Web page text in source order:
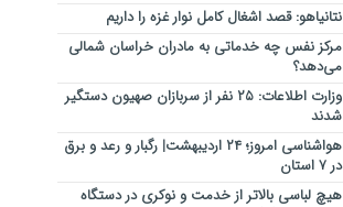
نتانیاهو: قصد اشغال کامل نوار غزه را داریم
مرکز نفس چه خدماتی به مادران خراسان شمالی
می‌دهد؟
وزارت اطلاعات: ۲۵ نفر از سربازان صهیون دستگیر
شدند
هواشناسی امروز؛ ۲۴ اردیبهشت| رگبار و رعد و برق
در ۷ استان
هیچ لباسی بالاتر از خدمت و نوکری در دستگاه